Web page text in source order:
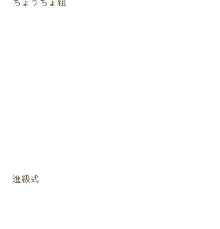
進級式